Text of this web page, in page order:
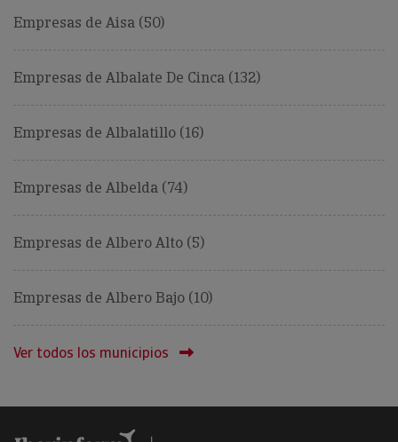
Empresas de Aisa (50)
Empresas de Albalate De Cinca (132)
Empresas de Albalatillo (16)
Empresas de Albelda (74)
Empresas de Albero Alto (5)
Empresas de Albero Bajo (10)
Ver todos los municipios